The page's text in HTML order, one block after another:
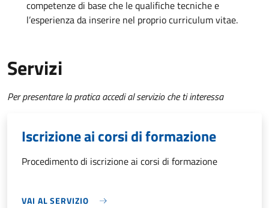
competenze di base che le qualifiche tecniche e
l’esperienza da inserire nel proprio curriculum vitae.
Servizi
Per presentare la pratica accedi al servizio che ti interessa
Iscrizione ai corsi di formazione
Procedimento di iscrizione ai corsi di formazione
VAI AL SERVIZIO